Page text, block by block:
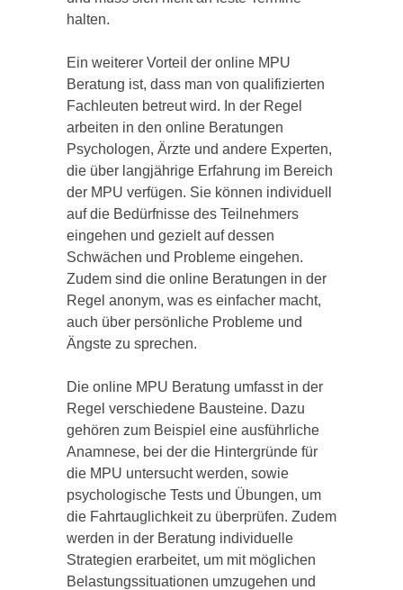
halten.
Ein weiterer Vorteil der online MPU
Beratung ist, dass man von qualifizierten
Fachleuten betreut wird. In der Regel
arbeiten in den online Beratungen
Psychologen, Ärzte und andere Experten,
die über langjährige Erfahrung im Bereich
der MPU verfügen. Sie können individuell
auf die Bedürfnisse des Teilnehmers
eingehen und gezielt auf dessen
Schwächen und Probleme eingehen.
Zudem sind die online Beratungen in der
Regel anonym, was es einfacher macht,
auch über persönliche Probleme und
Ängste zu sprechen.
Die online MPU Beratung umfasst in der
Regel verschiedene Bausteine. Dazu
gehören zum Beispiel eine ausführliche
Anamnese, bei der die Hintergründe für
die MPU untersucht werden, sowie
psychologische Tests und Übungen, um
die Fahrtauglichkeit zu überprüfen. Zudem
werden in der Beratung individuelle
Strategien erarbeitet, um mit möglichen
Belastungssituationen umzugehen und